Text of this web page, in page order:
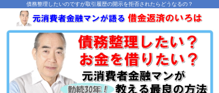
債務整理したいのですが取引履歴の開示を拒否されたらどうなるの？